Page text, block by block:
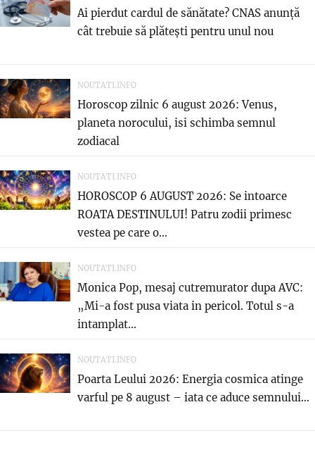
Ai pierdut cardul de sănătate? CNAS anunță
cât trebuie să plătești pentru unul nou
NOUTATI.INFO
Horoscop zilnic 6 august 2026: Venus,
planeta norocului, isi schimba semnul
zodiacal
NOUTATI.INFO
HOROSCOP 6 AUGUST 2026: Se intoarce
ROATA DESTINULUI! Patru zodii primesc
vestea pe care o...
NOUTATI.INFO
Monica Pop, mesaj cutremurator dupa AVC:
„Mi-a fost pusa viata in pericol. Totul s-a
intamplat...
NOUTATI.INFO
Poarta Leului 2026: Energia cosmica atinge
varful pe 8 august – iata ce aduce semnului...